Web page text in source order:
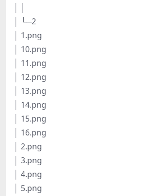
│ └─2
│ 1.png
│ 10.png
│ 11.png
│ 12.png
│ 13.png
│ 14.png
│ 15.png
│ 16.png
│ 2.png
│ 3.png
│ 4.png
│ 5.png